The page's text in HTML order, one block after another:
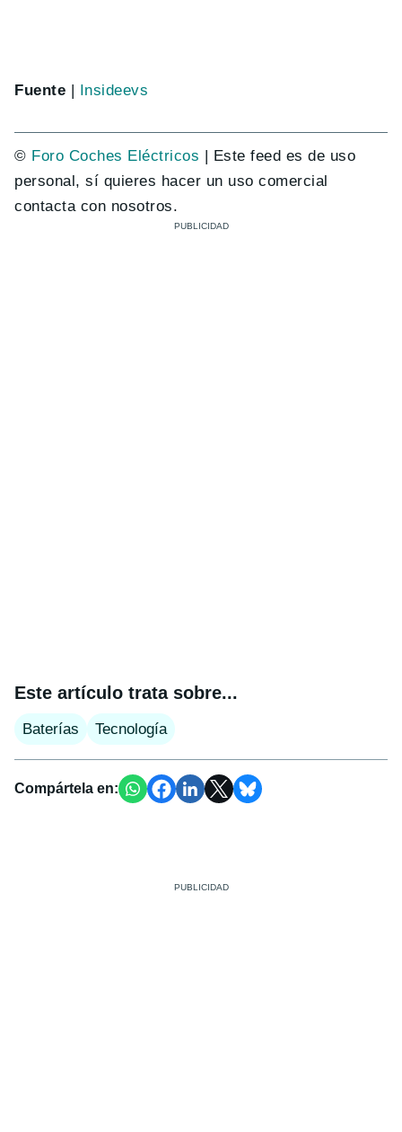
Fuente | Insideevs
© Foro Coches Eléctricos | Este feed es de uso
personal, sí quieres hacer un uso comercial
contacta con nosotros.
Este artículo trata sobre...
Baterías Tecnología
Compártela en: